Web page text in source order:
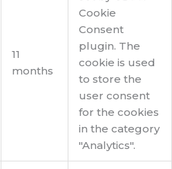
11
months
Cookie
Consent
plugin. The
cookie is used
to store the
user consent
for the cookies
in the category
"Analytics".